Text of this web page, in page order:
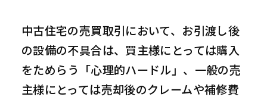
中古住宅の売買取引において、お引渡し後
の設備の不具合は、買主様にとっては購入
をためらう「心理的ハードル」、一般の売
主様にとっては売却後のクレームや補修費